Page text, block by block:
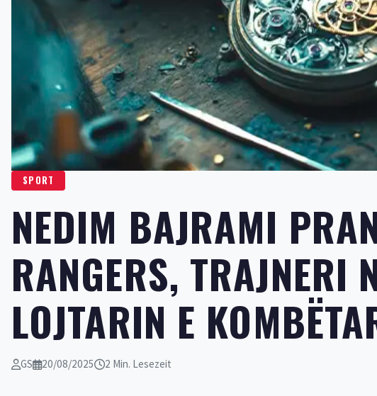
SPORT
NEDIM BAJRAMI
RANGERS, TRAJNERI
LOJTARIN E
GS 20/08/2025 2 Min. Lesezeit